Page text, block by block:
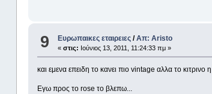
9 Ευρωπαικες εταιρειες /Απ: Aristo
«στις: Ιούνιος 13, 2011, 11:24:33 πμ »
και εμενα επειδη το κανει πιο vintage αλλα το κιτρινο
Εγω προς το rose το βλεπω...